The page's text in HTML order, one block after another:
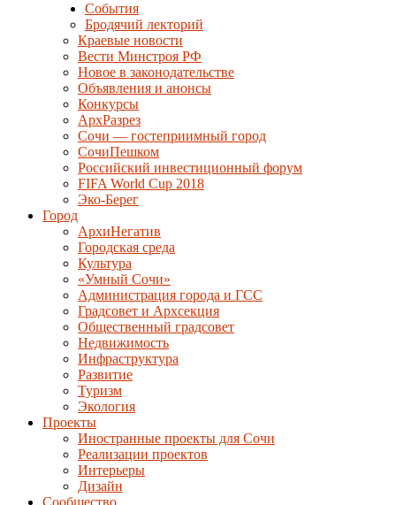
События
Бродячий лекторий
Краевые новости
Вести Минстроя РФ
Новое в законодательстве
Объявления и анонсы
Конкурсы
АрхРазрез
Сочи — гостеприимный город
СочиПешком
Российский инвестиционный форум
FIFA World Cup 2018
Эко-Берег
Город
АрхиНегатив
Городская среда
Культура
«Умный Сочи»
Администрация города и ГСС
Градсовет и Архсекция
Общественный градсовет
Недвижимость
Инфраструктура
Развитие
Туризм
Экология
Проекты
Иностранные проекты для Сочи
Реализации проектов
Интерьеры
Дизайн